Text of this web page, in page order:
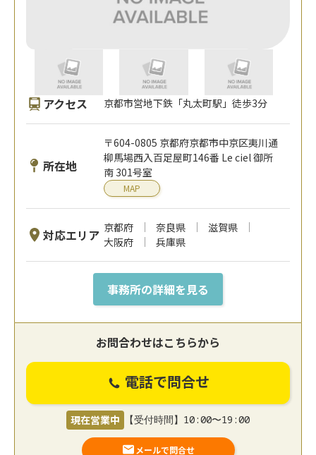
アクセス 京都市営地下鉄「丸太町駅」徒歩3分
所在地
〒604-0805 京都府京都市中京区夷川通
柳馬場西入百足屋町146番 Le ciel 御所
南 301号室
MAP
対応エリア 京都府 奈良県
滋賀県
大阪府
兵庫県
事務所の詳細を見る
お問合わせはこちらから
電話で問合せ
現在営業中 【受付時間】10:00〜19:00
メールで問合せ